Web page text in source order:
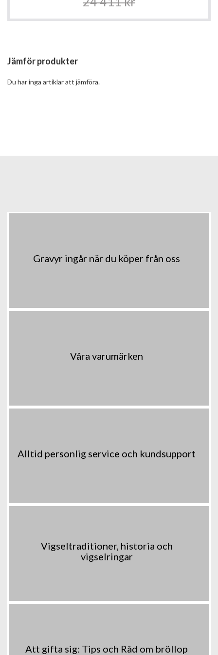
Jämför produkter
Du har inga artiklar att jämföra.
Gravyr ingår när du köper från oss
Våra varumärken
Alltid personlig service och kundsupport
Vigseltraditioner, historia och
vigselringar
Att gifta sig: Tips och Råd om bröllop